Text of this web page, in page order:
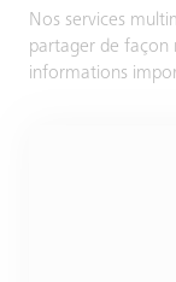
Nos services
partager de façon
informations